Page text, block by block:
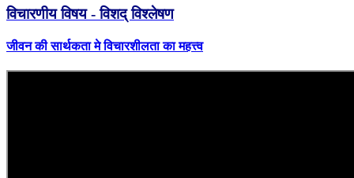
विचारणीय विषय - विशद् विश्लेषण
जीवन की सार्थकता मे विचारशीलता का महत्त्व